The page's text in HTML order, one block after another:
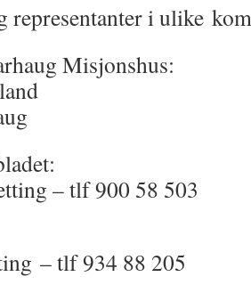
representanter i ulike
Misjonshus:
– tlf 900 58 503
– tlf 934 88 205